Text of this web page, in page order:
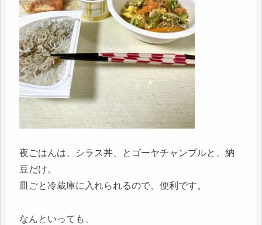
夜ごはんは、シラス丼、とゴーヤチャンプルと、納
豆だけ。
皿ごと冷蔵庫に入れられるので、便利です。
なんといっても、